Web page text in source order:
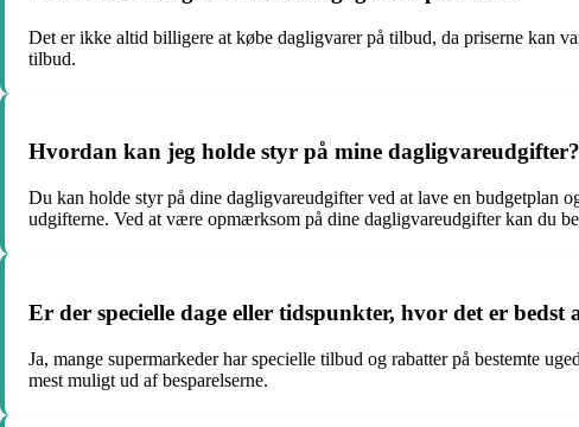
Det er ikke altid billigere at købe dagligvarer på tilbud, da priserne kan
tilbud.
Hvordan kan jeg holde styr på mine dagligvareudgifter?
Du kan holde styr på dine dagligvareudgifter ved at lave en budgetplan
udgifterne. Ved at være opmærksom på dine dagligvareudgifter kan du
Er der specielle dage eller tidspunkter, hvor det er
Ja, mange supermarkeder har specielle tilbud og rabatter på bestemte
mest muligt ud af besparelserne.